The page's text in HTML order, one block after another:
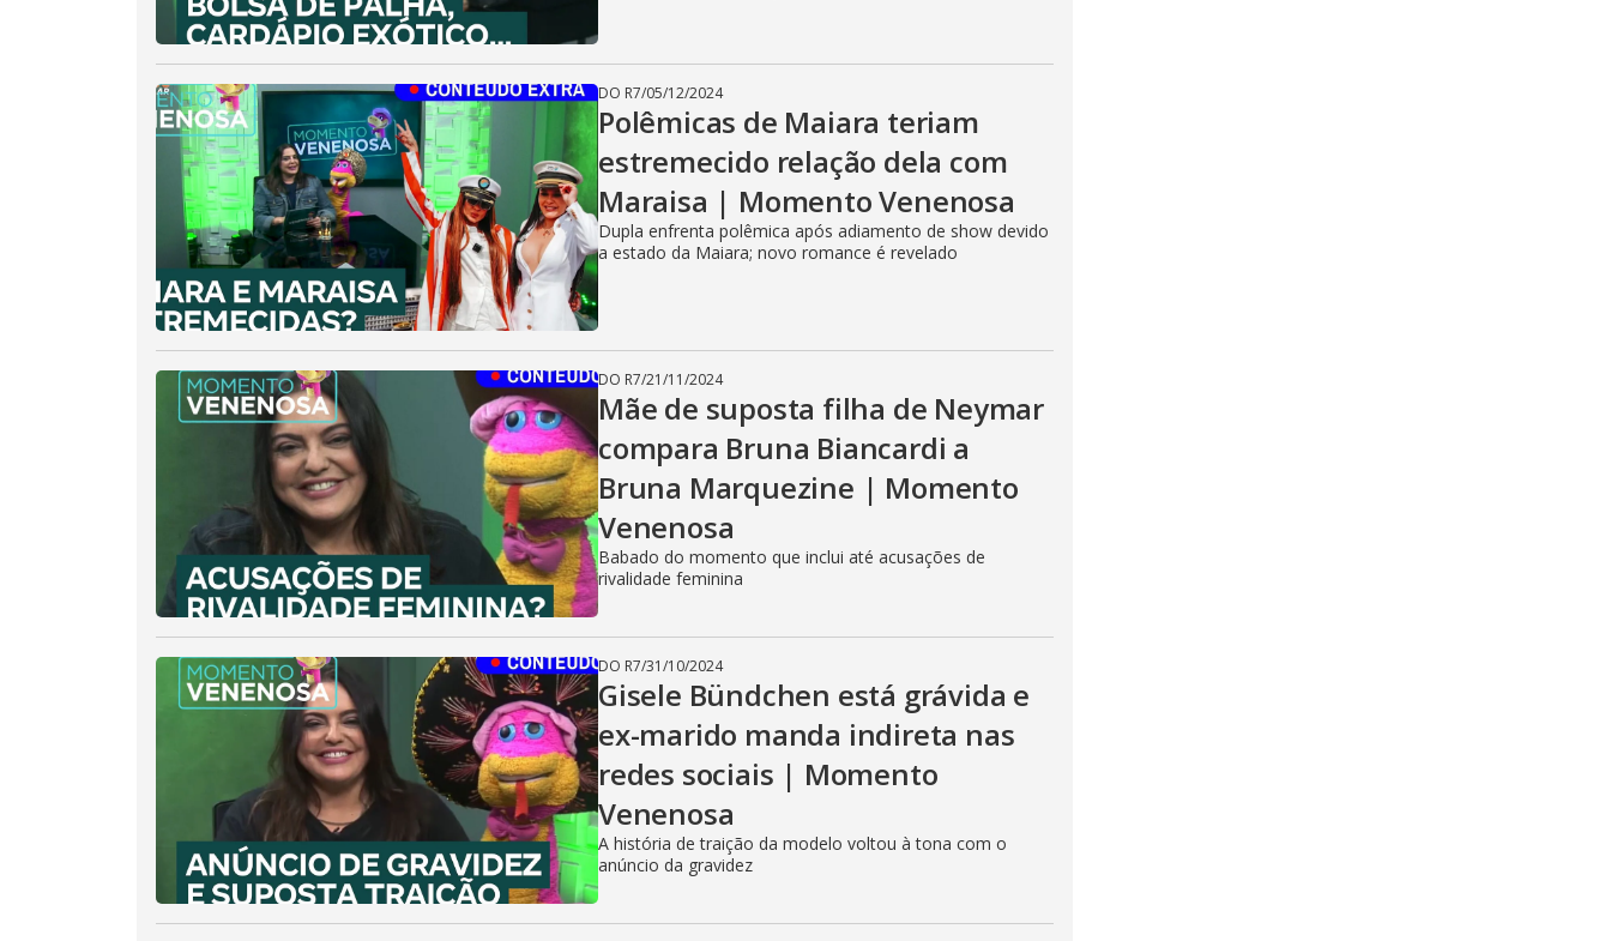
DO R7/05/12/2024
Polêmicas de Maiara teriam
estremecido relação dela com
Maraisa | Momento Venenosa
Dupla enfrenta polêmica após adiamento de show devido
a estado da Maiara; novo romance é revelado
DO R7/21/11/2024
Mãe de suposta filha de Neymar
compara Bruna Biancardi a
Bruna Marquezine | Momento
Venenosa
Babado do momento que inclui até acusações de
rivalidade feminina
DO R7/31/10/2024
Gisele Bündchen está grávida e
ex-marido manda indireta nas
redes sociais | Momento
Venenosa
A história de traição da modelo voltou à tona com o
anúncio da gravidez